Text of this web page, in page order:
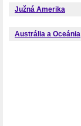
Južná Amerika
Austrália a Oceánia